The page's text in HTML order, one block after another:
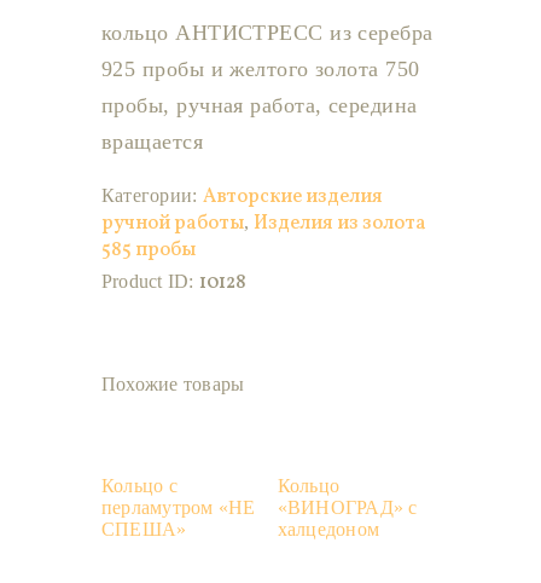
кольцо АНТИСТРЕСС из серебра
925 пробы и желтого золота 750
пробы, ручная работа, середина
вращается
Категории: Авторские изделия
ручной работы, Изделия из золота
585 пробы
Product ID: 10128
Похожие товары
Кольцо с
перламутром «НЕ
СПЕША»
Кольцо
«ВИНОГРАД» с
халцедоном